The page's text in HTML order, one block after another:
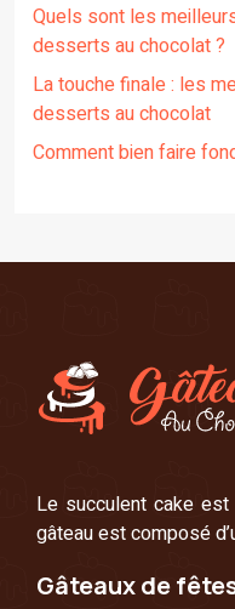
Quels sont les
desserts au chocolat ?
La touche finale : les
desserts au chocolat
Comment bien faire
Le succulent cake
gâteau est composé
Gâteaux de